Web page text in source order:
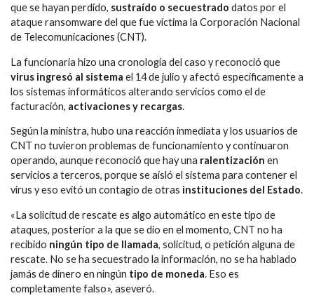
que se hayan perdido, sustraído o secuestrado datos por el
ataque ransomware del que fue víctima la Corporación Nacional
de Telecomunicaciones (CNT).
La funcionaria hizo una cronología del caso y reconoció que
virus ingresó al sistema el 14 de julio y afectó específicamente a
los sistemas informáticos alterando servicios como el de
facturación, activaciones y recargas.
Según la ministra, hubo una reacción inmediata y los usuarios de
CNT no tuvieron problemas de funcionamiento y continuaron
operando, aunque reconoció que hay una ralentización en
servicios a terceros, porque se aisló el sistema para contener el
virus y eso evitó un contagio de otras instituciones del Estado.
«La solicitud de rescate es algo automático en este tipo de
ataques, posterior a la que se dio en el momento, CNT no ha
recibido ningún tipo de llamada, solicitud, o petición alguna de
rescate. No se ha secuestrado la información, no se ha hablado
jamás de dinero en ningún tipo de moneda. Eso es
completamente falso», aseveró.